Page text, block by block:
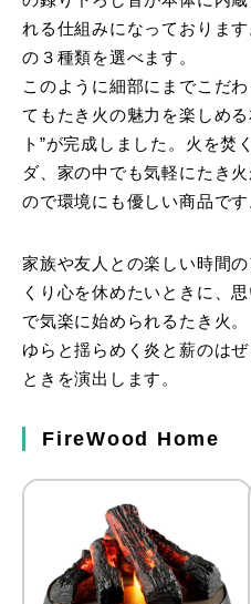
れる仕組みになっておりま
の３種類を選べます。
このように細部にまでこだ
てもたき火の魅力を楽しめ
ト”が完成しました。火を焚
ダ、家の中でも気軽にたき
ので環境にも優しい商品です
家族や友人との楽しい時間
くり心を休めたいときに、
で気楽に始められるたき火
ゆらと揺らめく炎と薪のは
ときを演出します。
FireWood Home